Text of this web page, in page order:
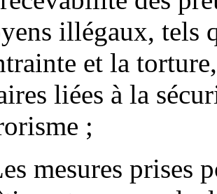
illégaux, tels
et la
liées à la
;
mesures prises